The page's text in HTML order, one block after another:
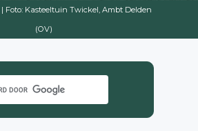
Foto: Kasteeltuin Twickel, Ambt Delden
(OV)